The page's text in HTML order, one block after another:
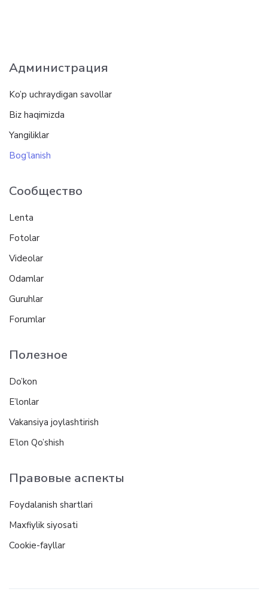
Администрация
Ko’p uchraydigan savollar
Biz haqimizda
Yangiliklar
Bog’lanish
Сообщество
Lenta
Fotolar
Videolar
Odamlar
Guruhlar
Forumlar
Полезное
Do’kon
E’lonlar
Vakansiya joylashtirish
E’lon Qo’shish
Правовые аспекты
Foydalanish shartlari
Maxfiylik siyosati
Cookie-fayllar